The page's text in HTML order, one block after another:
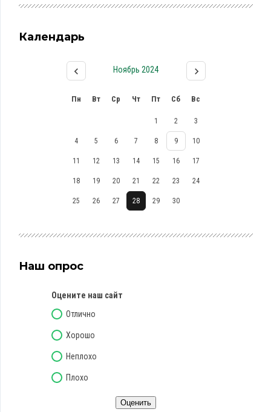
Календарь
Ноябрь 2024
Пн Вт Ср Чт Пт Сб Вс
1 2 3
4 5 6 7 8 9 10
11 12 13 14 15 16 17
18 19 20 21 22 23 24
25 26 27 28 29 30
Наш опрос
Оцените наш сайт
Отлично
Хорошо
Неплохо
Плохо